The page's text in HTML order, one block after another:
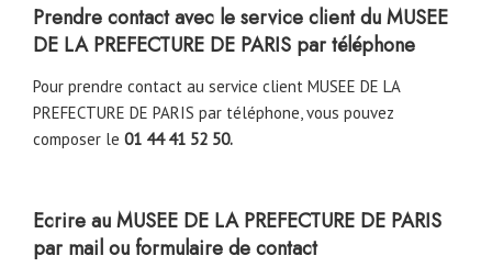
Prendre contact avec le service client du MUSEE
DE LA PREFECTURE DE PARIS par téléphone
Pour prendre contact au service client MUSEE DE LA
PREFECTURE DE PARIS par téléphone, vous pouvez
composer le 01 44 41 52 50.
Ecrire au MUSEE DE LA PREFECTURE DE PARIS
par mail ou formulaire de contact